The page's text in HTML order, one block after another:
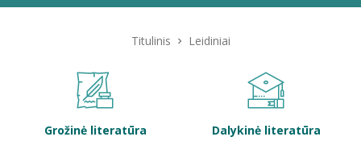
Titulinis Leidiniai
Grožinė literatūra Dalykinė literatūra